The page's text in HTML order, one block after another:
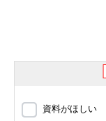
資料がほしい